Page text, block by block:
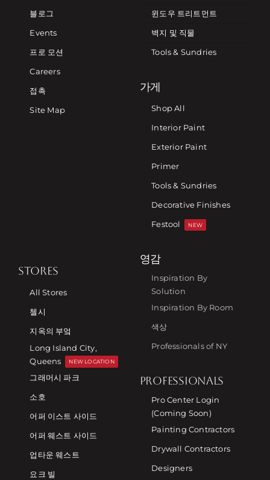
블로그
Events
프로 모션
Careers
접촉
Site Map
윈도우 트리트먼트
벽지 및 직물
Tools & Sundries
가게
Shop All
Interior Paint
Exterior Paint
Primer
Tools & Sundries
Decorative Finishes
Festool
NEW
STORES
All Stores
첼시
지옥의 부엌
Long Island City,
Queens
NEW LOCATION
그래머시 파크
소호
어퍼 이스트 사이드
어퍼 웨스트 사이드
업타운 웨스트
요크 빌
영감
Inspiration By
Solution
Inspiration By Room
색상
Professionals of NY
PROFESSIONALS
Pro Center Login
(Coming Soon)
Painting Contractors
Drywall Contractors
Designers